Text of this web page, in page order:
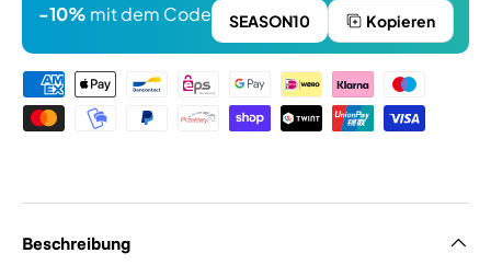
-10% mit dem Code SEASON10 Kopieren
Zahlungsmethoden
Beschreibung